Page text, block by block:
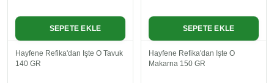
SEPETE EKLE
Hayfene Refika'dan Işte O Tavuk
140 GR
SEPETE EKLE
Hayfene Refika'dan Işte O
Makarna 150 GR